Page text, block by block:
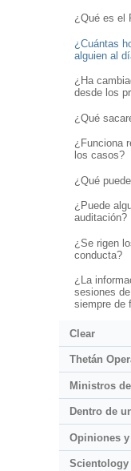
¿Qué es el
¿Cuántas
alguien al
¿Ha
desde los
¿Qué
¿Funciona
los casos?
¿Qué
¿Puede
auditación?
¿Se rigen
conducta?
¿La
sesiones
siempre de
Clear
Thetán
Ministros
Dentro de
Opiniones
Scientology